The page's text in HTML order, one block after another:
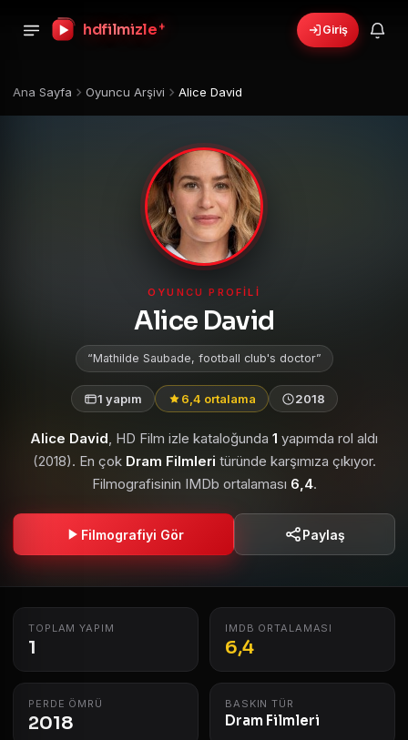
hdfilmizle + Giriş
Ana Sayfa Oyuncu Arşivi Alice David
OYUNCU PROFILI
Alice David
Mathilde Saubade, football club's doctor
1 yapım 6,4 ortalama 2018
Alice David, HD Film izle kataloğunda 1 yapımda rol aldı
(2018). En çok Dram Filmleri türünde karşımıza çıkıyor.
Filmografisinin IMDb ortalaması 6,4.
Filmografiyi Gör Paylaş
TOPLAM YAPIM
1
IMDB ORTALAMASI
6,4
PERDE ÖMRÜ
2018
BASKIN TÜR
Dram Filmleri